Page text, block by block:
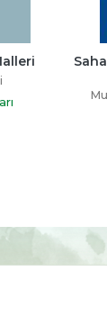
1. Cilt - Büyük
(Ciltli)
Emin Yıldırım